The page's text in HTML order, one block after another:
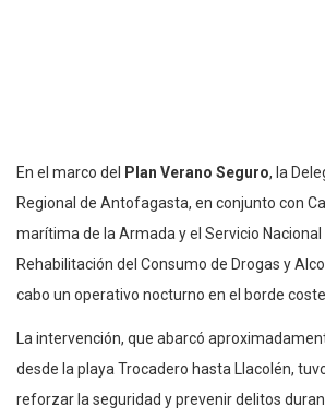
En el marco del Plan Verano Seguro, la
Regional de Antofagasta, en conjunto con
marítima de la Armada y el Servicio
Rehabilitación del Consumo de Drogas y
cabo un operativo nocturno en el borde
La intervención, que abarcó
desde la playa Trocadero hasta Llacolén,
reforzar la seguridad y prevenir delitos